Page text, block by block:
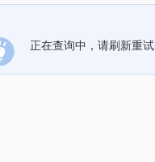
正在查询中，请刷新重试